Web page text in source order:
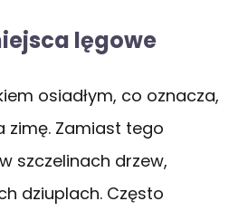
lęgowe
osiadłym, co oznacza,
zimę. Zamiast tego
szczelinach drzew,
dziuplach. Często